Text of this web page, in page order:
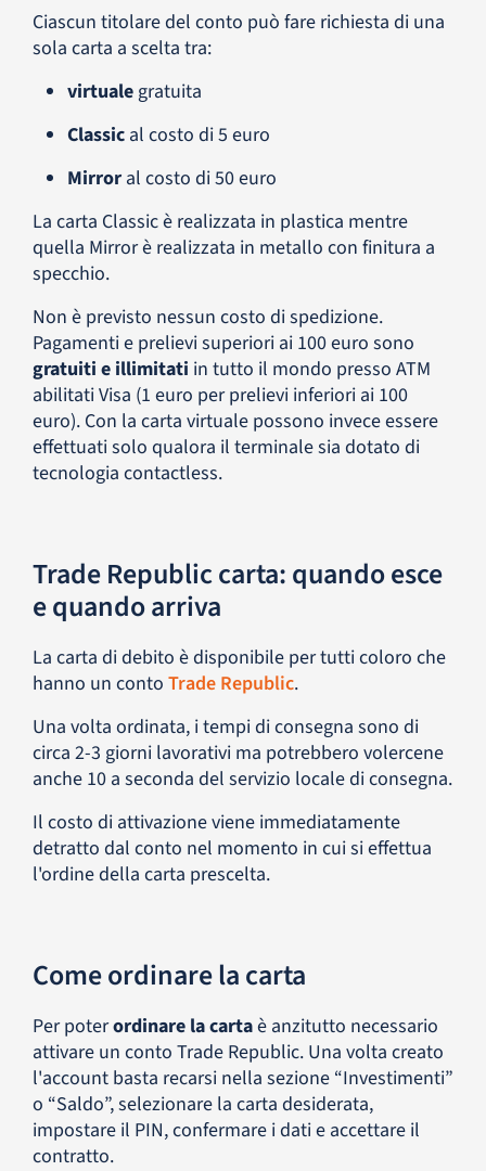
Ciascun titolare del conto può fare richiesta di una
sola carta a scelta tra:
virtualegratuita
Classic al costo di 5 euro
Mirror al costo di 50 euro
La carta Classic è realizzata in plastica mentre
quella Mirror è realizzata in metallo con finitura a
specchio.
Non è previsto nessun costo di spedizione.
Pagamenti e prelievi superiori ai 100 euro sono
gratuiti e illimitati in tutto il mondo presso ATM
abilitati Visa (1 euro per prelievi inferiori ai 100
euro). Con la carta virtuale possono invece essere
effettuati solo qualora il terminale sia dotato di
tecnologia contactless.
Trade Republic carta: quando esce
e quando arriva
La carta di debito è disponibile per tutti coloro che
hanno un conto Trade Republic.
Una volta ordinata, i tempi di consegna sono di
circa 2-3 giorni lavorativi ma potrebbero volercene
anche 10 a seconda del servizio locale di consegna.
Il costo di attivazione viene immediatamente
detratto dal conto nel momento in cui si effettua
l'ordine della carta prescelta.
Come ordinare la carta
Per poterordinare la cartaè anzitutto necessario
attivare un conto Trade Republic. Una volta creato
l'account basta recarsi nella sezione “Investimenti”
o “Saldo”, selezionare la carta desiderata,
impostare il PIN, confermare i dati e accettare il
contratto.